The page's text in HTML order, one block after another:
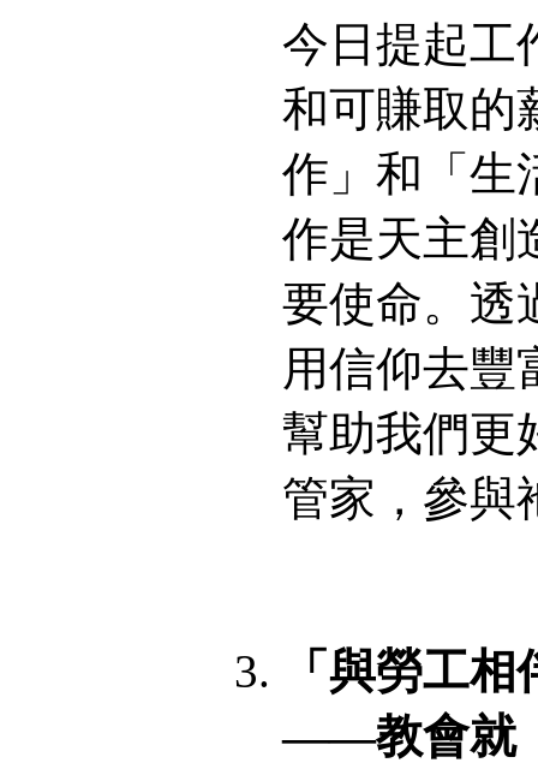
今日提起工
和可賺取的
作」和「生
作是天主創
要使命。透
用信仰去豐
幫助我們更
管家，參與
「與勞工相
——教會就